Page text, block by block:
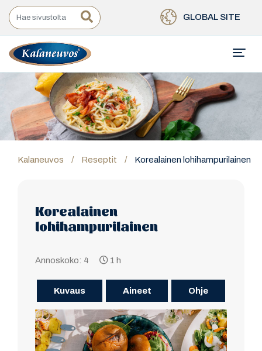
GLOBAL SITE
Kalaneuvos / Reseptit / Korealainen lohihampurilainen
Korealainen
lohihampurilainen
Annoskoko: 4 1 h
Kuvaus Aineet Ohje